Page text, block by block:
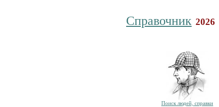
Справочник 2026
Поиск людей, справки